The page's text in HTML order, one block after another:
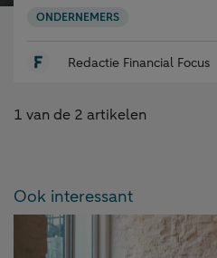
ONDERNEMERS
Redactie Financial Focus
1 van de 2 artikelen
Ook interessant